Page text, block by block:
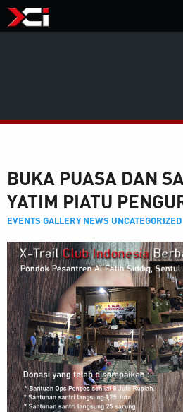
BUKA PUASA DAN
YATIM PIATU
EVENTS GALLERY NEWS UNCATEGORIZED